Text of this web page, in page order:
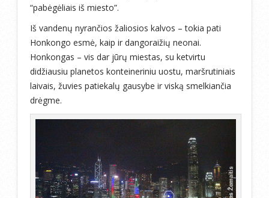
“pabėgėliais iš miesto”.
Iš vandenų nyrančios žaliosios kalvos – tokia pati
Honkongo esmė, kaip ir dangoraižių neonai.
Honkongas – vis dar jūrų miestas, su ketvirtu
didžiausiu planetos konteineriniu uostu, maršrutiniais
laivais, žuvies patiekalų gausybe ir viską smelkiančia
drėgme.